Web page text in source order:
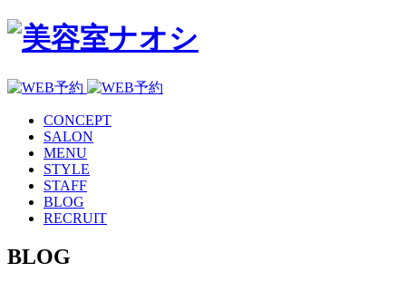
CONCEPT
SALON
MENU
STYLE
STAFF
BLOG
RECRUIT
BLOG